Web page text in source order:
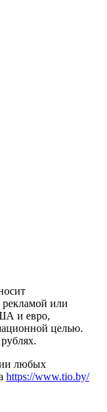
или
и евро,
целью.
любых
https://www.tio.by/